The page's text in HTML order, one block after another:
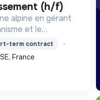
(h/f)
alpine en gérant
et le
le bien-être de
de
term contract
France